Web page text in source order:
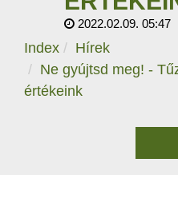
SZOLGÁLTATÁSOK
HÍREK
2022.02.09. 05:47
Index
Hírek
Ne gyújtsd meg! -
értékeink